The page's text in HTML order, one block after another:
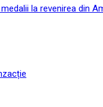
la revenirea din